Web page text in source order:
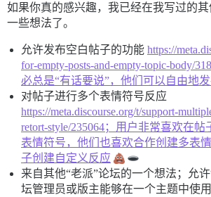
如果你真的感兴趣，我已经在我写过的
一些想法了。
允许发布空白帖子的功能 https://
for-empty-posts-and-empty-topic-body/
必总是“有话要说”，他们可以自由地发
对帖子进行多个表情符号反应
https://meta.discourse.org/t/support-
retort-style/235064；用户非常喜欢在
表情符号，他们也喜欢合作创建多表
子创建自定义反应
来自其他“老派”论坛的一个想法；允
坛管理员或版主能够在一个主题中使用